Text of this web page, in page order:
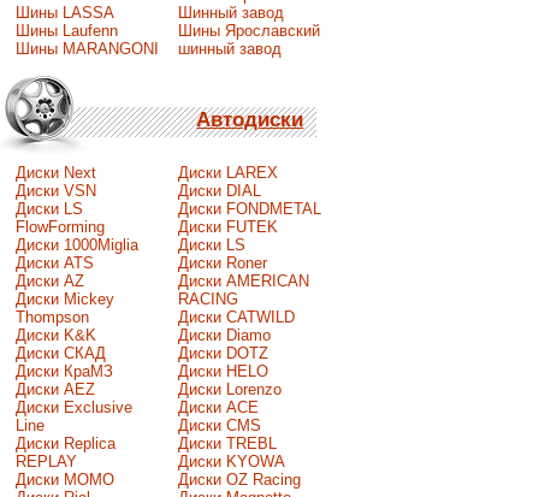
Шины LASSA
Шины Laufenn
Шины MARANGONI
Шинный завод
Шины Ярославский
шинный завод
Автодиски
Диски Next
Диски VSN
Диски LS
FlowForming
Диски 1000Miglia
Диски ATS
Диски AZ
Диски Mickey
Thompson
Диски K&K
Диски СКАД
Диски КраМЗ
Диски AEZ
Диски Exclusive
Line
Диски Replica
REPLAY
Диски MOMO
Диски LAREX
Диски DIAL
Диски FONDMETAL
Диски FUTEK
Диски LS
Диски Roner
Диски AMERICAN
RACING
Диски CATWILD
Диски Diamo
Диски DOTZ
Диски HELO
Диски Lorenzo
Диски ACE
Диски CMS
Диски TREBL
Диски KYOWA
Диски OZ Racing